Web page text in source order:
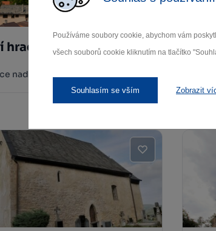
Používáme soubory cookie, abychom vám
všech souborů cookie kliknutím na tlačítko
Souhlasím se vším Zobrazit
hrad Lipnice
nad Sázavou